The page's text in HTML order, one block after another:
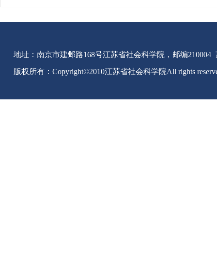
地址：南京市建邺路168号江苏省社会科学院，邮编210004
版权所有：Copyright©2010江苏省社会科学院All rights